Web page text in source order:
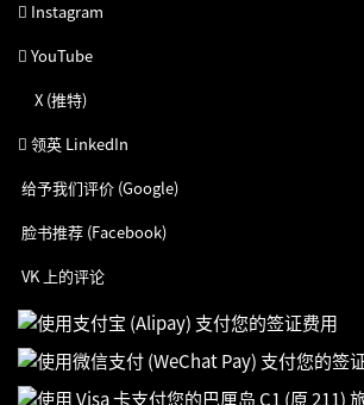
Instagram
YouTube
X (推特)
领英 LinkedIn
给予我们评价 (Google)
脸书推荐 (Facebook)
VK 上的评论